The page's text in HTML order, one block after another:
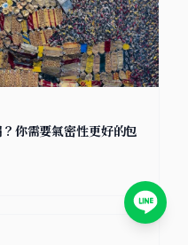
你需要氣密性更好的包